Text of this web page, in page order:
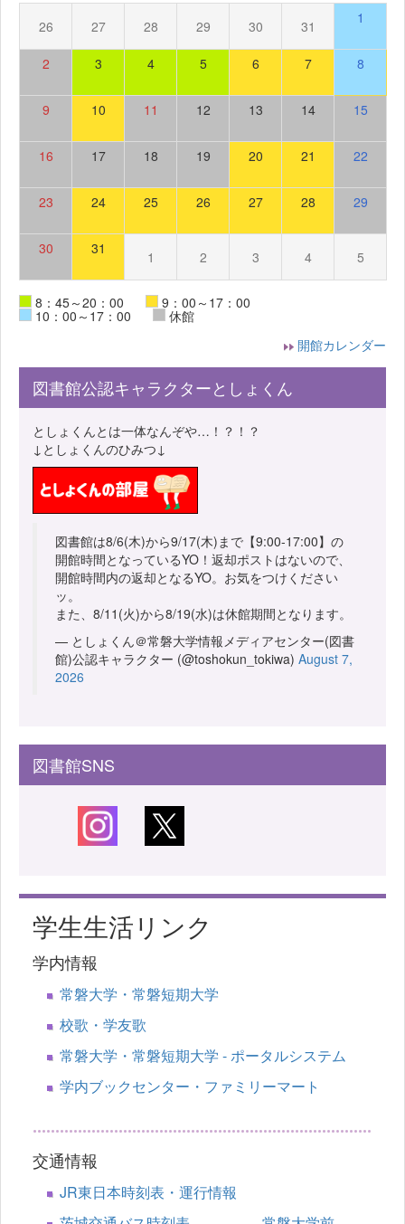
26 27 28 29 30 31 1
2 3 4 5 6 7 8
9 10 11 12 13 14 15
16 17 18 19 20 21 22
23 24 25 26 27 28 29
30 31 1 2 3 4 5
8：45～20：00 9：00～17：00
10：00～17：00
休館
開館カレンダー
図書館公認キャラクターとしょくん
としょくんとは一体なんぞや…！？！？
↓としょくんのひみつ↓
図書館は8/6(木)から9/17(木)まで【9:00-17:00】の
開館時間となっているYO！返却ポストはないので、
開館時間内の返却となるYO。お気をつけください
ッ。
また、8/11(火)から8/19(水)は休館期間となります。
— としょくん＠常磐大学情報メディアセンター(図書
館)公認キャラクター (@toshokun_tokiwa) August 7,
2026
図書館SNS
学生生活リンク
学内情報
常磐大学・常磐短期大学
校歌・学友歌
常磐大学・常磐短期大学 - ポータルシステム
学内ブックセンター・ファミリーマート
交通情報
JR東日本時刻表・運行情報